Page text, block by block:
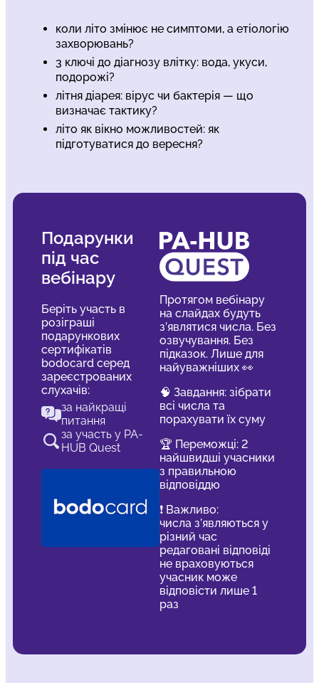
коли літо змінює не симптоми, а етіологію
захворювань?
3 ключі до діагнозу влітку: вода, укуси,
подорожі?
літня діарея: вірус чи бактерія — що
визначає тактику?
літо як вікно можливостей: як
підготуватися до вересня?
Подарунки
під час
вебінару
Беріть участь в
розіграші
подарункових
сертифікатів
bodocard серед
зареєстрованих
слухачів:
за найкращі
питання
за участь у PA-
HUB Quest
Протягом вебінару
на слайдах будуть
з’являтися числа. Без
озвучування. Без
підказок. Лише для
найуважніших 👀
🧠 Завдання: зібрати
всі числа та
порахувати їх суму
🏆 Переможці: 2
найшвидші учасники
з правильною
відповіддю
❗️ Важливо:
числа з’являються у
різний час
редаговані відповіді
не враховуються
учасник може
відповісти лише 1
раз